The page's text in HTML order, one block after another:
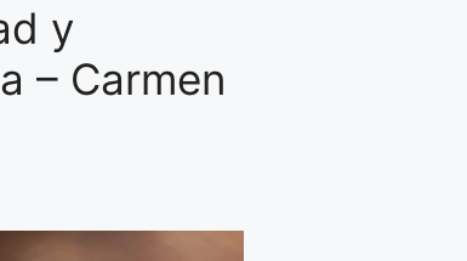
y
– Carmen